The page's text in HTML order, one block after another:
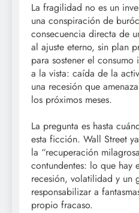
La fragilidad no es un
una conspiración de
consecuencia directa de
al ajuste eterno, sin plan
para sostener el consumo
a la vista: caída de la
una recesión que
los próximos meses.
La pregunta es hasta
esta ficción. Wall Street
la “recuperación
contundentes: lo que hay
recesión, volatilidad y un
responsabilizar a
propio fracaso.